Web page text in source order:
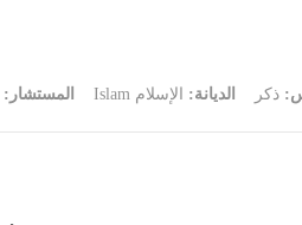
ذكر الديانة: الإسلام Islam المستشار: